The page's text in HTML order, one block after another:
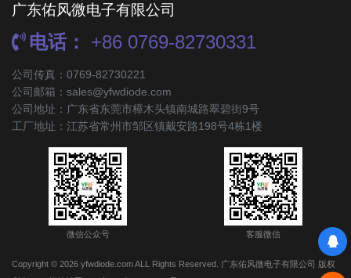
广东佑风微电子有限公司
电话： +86 0769-82730331
公司传真：0769-82730221
公司邮箱：sales@yfwdiode.com
公司地址：广东省东莞市樟木头镇南城路翠碧街9号
工厂地址：江苏省常州市邹区镇戴安路198号4栋1楼
微信公众号 客服微信
Copyright © 2026 yfwdiode.com ALL Rights Reserved. 广东佑风微电子有限公司 版权